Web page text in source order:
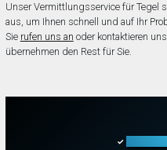
Unser Vermittlungsservice für Tegel
aus, um Ihnen schnell und auf Ihr
Sie rufen uns an oder kontaktieren
übernehmen den Rest für Sie.
✓